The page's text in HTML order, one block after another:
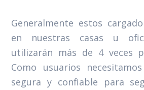
Generalmente estos
en nuestras casas u
utilizarán más de 4 veces
Como usuarios
segura y confiable para